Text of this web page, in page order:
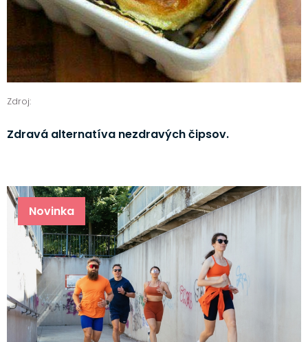
Zdroj:
Zdravá alternatíva nezdravých čipsov.
Novinka